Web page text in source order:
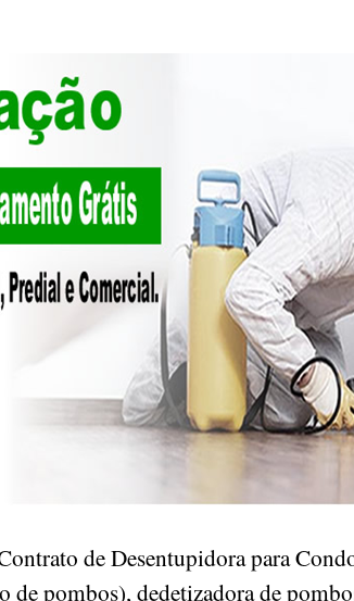
de Desentupidora para
pombos), dedetizadora de